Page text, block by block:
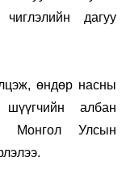
дагуу
өндөр насны
шүүгчийн албан
Монгол Улсын